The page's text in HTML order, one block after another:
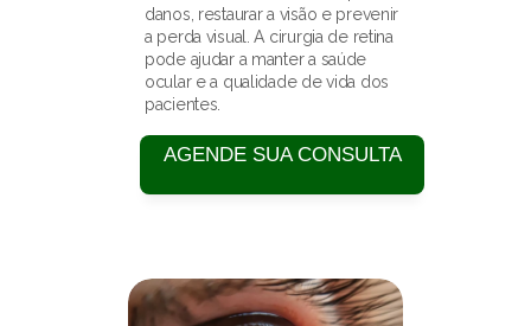
danos, restaurar a visão e prevenir
a perda visual. A cirurgia de retina
pode ajudar a manter a saúde
ocular e a qualidade de vida dos
pacientes.
AGENDE SUA CONSULTA